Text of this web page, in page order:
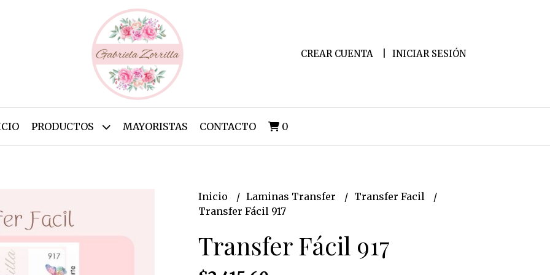
CREAR CUENTA INICIAR SESIÓN
PRODUCTOS MAYORISTAS CONTACTO 0
Inicio Laminas Transfer
Transfer Facil
Transfer Fácil 917
Transfer Fácil 917